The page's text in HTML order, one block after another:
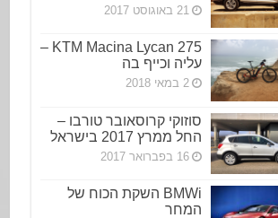
21 באוגוסט 2017
KTM Macina Lycan 275 –
עליה וכייף בה
2 במאי 2018
סוזוקי קרוסאובר טורבו –
החל ממרץ 2017 בישראל
16 בפברואר 2017
BMWi השקת הכוח של
המחר